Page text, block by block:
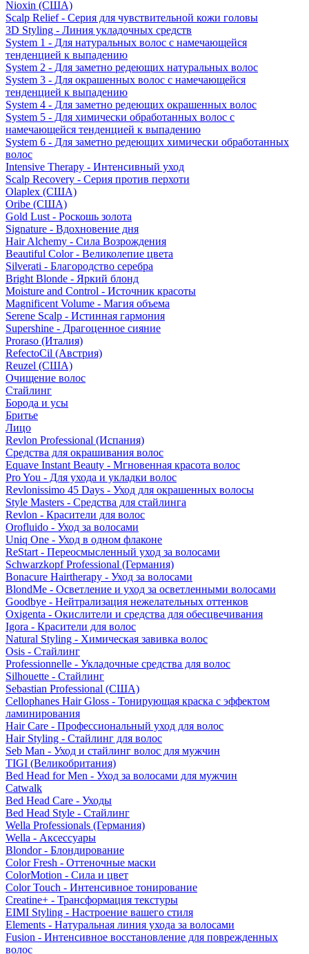
Nioxin (США)
Scalp Relief - Серия для чувствительной кожи головы
3D Styling - Линия укладочных средств
System 1 - Для натуральных волос с намечающейся
тенденцией к выпадению
System 2 - Для заметно редеющих натуральных волос
System 3 - Для окрашенных волос с намечающейся
тенденцией к выпадению
System 4 - Для заметно редеющих окрашенных волос
System 5 - Для химически обработанных волос с
намечающейся тенденцией к выпадению
System 6 - Для заметно редеющих химически обработанных
волос
Intensive Therapy - Интенсивный уход
Scalp Recovery - Серия против перхоти
Olaplex (США)
Oribe (США)
Gold Lust - Роскошь золота
Signature - Вдохновение дня
Hair Alchemy - Сила Возрождения
Beautiful Color - Великолепие цвета
Silverati - Благородство серебра
Bright Blonde - Яркий блонд
Moisture and Control - Источник красоты
Magnificent Volume - Магия объема
Serene Scalp - Истинная гармония
Supershine - Драгоценное сияние
Proraso (Италия)
RefectoCil (Австрия)
Reuzel (США)
Очищение волос
Стайлинг
Борода и усы
Бритье
Лицо
Revlon Professional (Испания)
Средства для окрашивания волос
Equave Instant Beauty - Мгновенная красота волос
Pro You - Для ухода и укладки волос
Revlonissimo 45 Days - Уход для окрашенных волосы
Style Masters - Средства для стайлинга
Revlon - Красители для волос
Orofluido - Уход за волосами
Uniq One - Уход в одном флаконе
ReStart - Переосмысленный уход за волосами
Schwarzkopf Professional (Германия)
Bonacure Hairtherapy - Уход за волосами
BlondMe - Осветление и уход за осветленными волосами
Goodbye - Нейтрализация нежелательных оттенков
Oxigenta - Окислители и средства для обесцвечивания
Igora - Красители для волос
Natural Styling - Химическая завивка волос
Osis - Стайлинг
Professionnelle - Укладочные средства для волос
Silhouette - Стайлинг
Sebastian Professional (США)
Cellophanes Hair Gloss - Тонирующая краска с эффектом
ламинирования
Hair Care - Профессиональный уход для волос
Hair Styling - Стайлинг для волос
Seb Man - Уход и стайлинг волос для мужчин
TIGI (Великобритания)
Bed Head for Men - Уход за волосами для мужчин
Catwalk
Bed Head Care - Уходы
Bed Head Style - Стайлинг
Wella Professionals (Германия)
Wella - Аксессуары
Blondor - Блондирование
Color Fresh - Оттеночные маски
ColorMotion - Сила и цвет
Color Touch - Интенсивное тонирование
Creatine+ - Трансформация текстуры
EIMI Styling - Настроение вашего стиля
Elements - Натуральная линия ухода за волосами
Fusion - Интенсивное восстановление для поврежденных
волос